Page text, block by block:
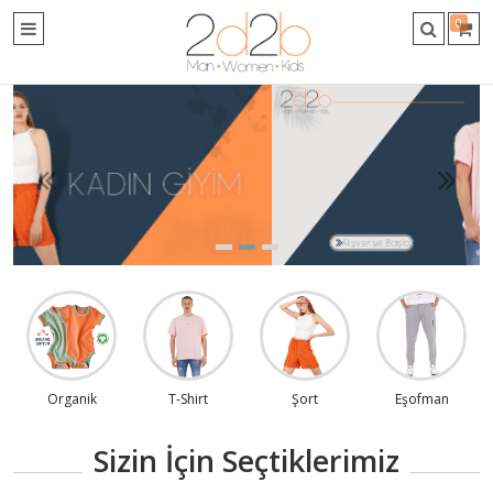
0
Organik T-Shirt Şort Eşofman
Sizin İçin Seçtiklerimiz